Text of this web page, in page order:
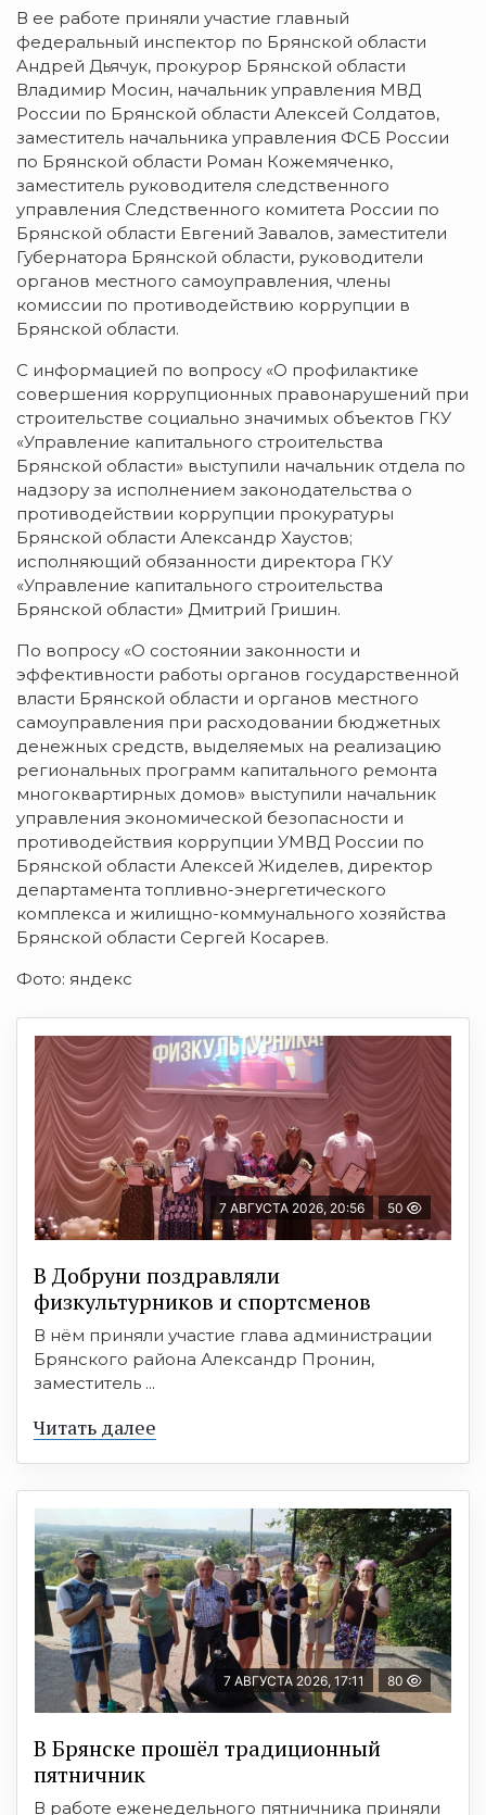
В ее работе приняли участие главный
федеральный инспектор по Брянской области
Андрей Дьячук, прокурор Брянской области
Владимир Мосин, начальник управления МВД
России по Брянской области Алексей Солдатов,
заместитель начальника управления ФСБ России
по Брянской области Роман Кожемяченко,
заместитель руководителя следственного
управления Следственного комитета России по
Брянской области Евгений Завалов, заместители
Губернатора Брянской области, руководители
органов местного самоуправления, члены
комиссии по противодействию коррупции в
Брянской области.
С информацией по вопросу «О профилактике
совершения коррупционных правонарушений при
строительстве социально значимых объектов ГКУ
«Управление капитального строительства
Брянской области» выступили начальник отдела по
надзору за исполнением законодательства о
противодействии коррупции прокуратуры
Брянской области Александр Хаустов;
исполняющий обязанности директора ГКУ
«Управление капитального строительства
Брянской области» Дмитрий Гришин.
По вопросу «О состоянии законности и
эффективности работы органов государственной
власти Брянской области и органов местного
самоуправления при расходовании бюджетных
денежных средств, выделяемых на реализацию
региональных программ капитального ремонта
многоквартирных домов» выступили начальник
управления экономической безопасности и
противодействия коррупции УМВД России по
Брянской области Алексей Жиделев, директор
департамента топливно-энергетического
комплекса и жилищно-коммунального хозяйства
Брянской области Сергей Косарев.
Фото: яндекс
7 АВГУСТА 2026, 20:56 50
В Добруни поздравляли
физкультурников и спортсменов
В нём приняли участие глава администрации
Брянского района Александр Пронин,
заместитель ...
Читать далее
7 АВГУСТА 2026, 17:11 80
В Брянске прошёл традиционный
пятничник
В работе еженедельного пятничника приняли